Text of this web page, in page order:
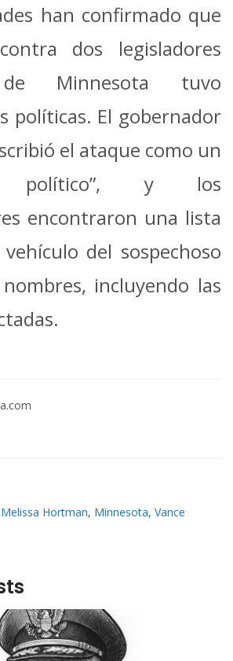
han confirmado que
dos legisladores
Minnesota tuvo
políticas. El gobernador
el ataque como un
político”, y los
encontraron una lista
del sospechoso
incluyendo las
Melissa Hortman, Minnesota, Vance